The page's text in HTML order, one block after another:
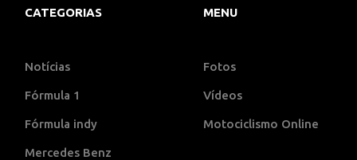
CATEGORIAS
Notícias
Fórmula 1
Fórmula indy
Mercedes Benz
MENU
Fotos
Vídeos
Motociclismo Online